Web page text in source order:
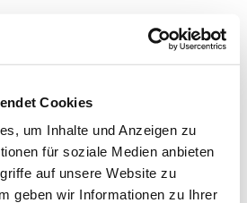
Cookies
um Inhalte und Anzeigen zu
für soziale Medien anbieten
auf unsere Website zu
geben wir Informationen zu Ihrer